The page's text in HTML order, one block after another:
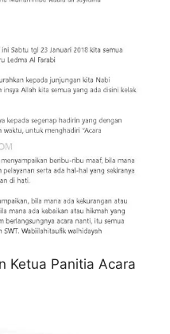
Ketua Panitia Acara